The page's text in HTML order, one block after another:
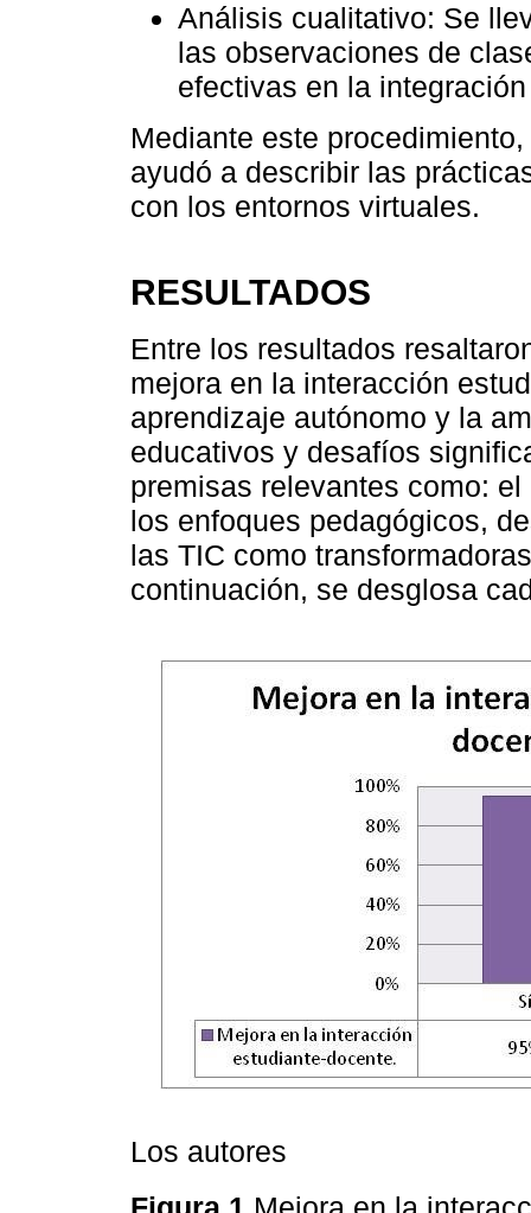
Análisis cualitativo: Se
las observaciones de
efectivas en la
Mediante este
ayudó a describir las
con los entornos virtuales.
RESULTADOS
Entre los resultados
mejora en la interacción
aprendizaje autónomo y la
educativos y desafíos
premisas relevantes como:
los enfoques pedagógicos,
las TIC como
continuación, se desglosa
Los autores